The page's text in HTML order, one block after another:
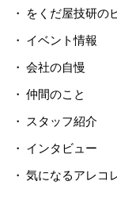
をくだ屋技研の
イベント情報
会社の自慢
仲間のこと
スタッフ紹介
インタビュー
気になるアレコ